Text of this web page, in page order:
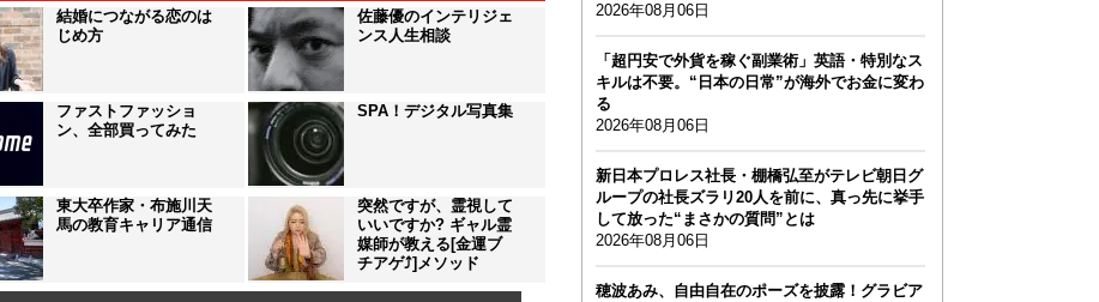
結婚につながる恋のは
じめ方
佐藤優のインテリジェ
ンス人生相談
ファストファッショ
ン、全部買ってみた
SPA！デジタル写真集
東大卒作家・布施川天
馬の教育キャリア通信
突然ですが、霊視して
いいですか? ギャル霊
媒師が教える[金運ブ
チアゲ⤴]メソッド
2026年08月06日
「超円安で外貨を稼ぐ副業術」英語・特別なス
キルは不要。“日本の日常”が海外でお金に変わ
る
2026年08月06日
新日本プロレス社長・棚橋弘至がテレビ朝日グ
ループの社長ズラリ20人を前に、真っ先に挙手
して放った“まさかの質問”とは
2026年08月06日
穂波あみ、自由自在のポーズを披露！グラビア